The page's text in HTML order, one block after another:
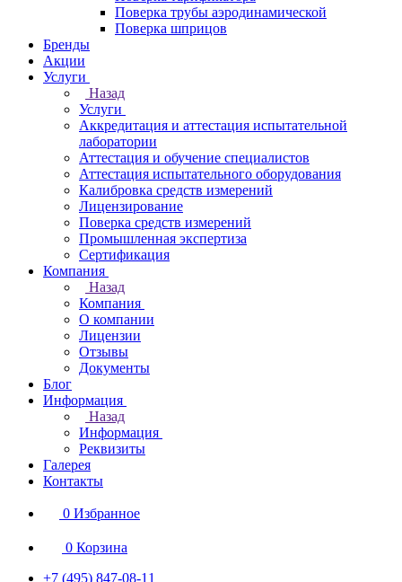
Поверка трубы аэродинамической
Поверка шприцов
Бренды
Акции
Услуги
Назад
Услуги
Аккредитация и аттестация испытательной
лаборатории
Аттестация и обучение специалистов
Аттестация испытательного оборудования
Калибровка средств измерений
Лицензирование
Поверка средств измерений
Промышленная экспертиза
Сертификация
Компания
Назад
Компания
О компании
Лицензии
Отзывы
Документы
Блог
Информация
Назад
Информация
Реквизиты
Галерея
Контакты
0 Избранное
0 Корзина
+7 (495) 847-08-11